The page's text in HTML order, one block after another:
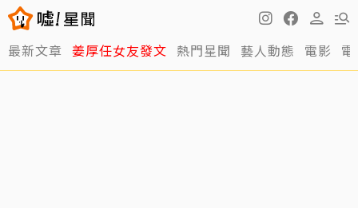
最新文章 姜厚任女友發文 熱門星聞 藝人動態 電影